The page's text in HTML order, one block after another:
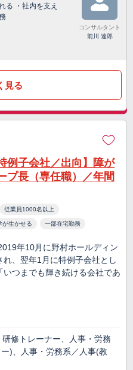
る ・社内を支え
コンサルタント
前川 達郎
見る
例子会社／出向】障が
プ長（専任職）／年間
従業員1000名以上
が生かせる 一部在宅勤務
年10月に野村ホールディン
、翌年1月に特例子会社とし
つまでも輝き続ける会社であ
修トレーナー、人事・労務
)、人事・労務系／人事(教